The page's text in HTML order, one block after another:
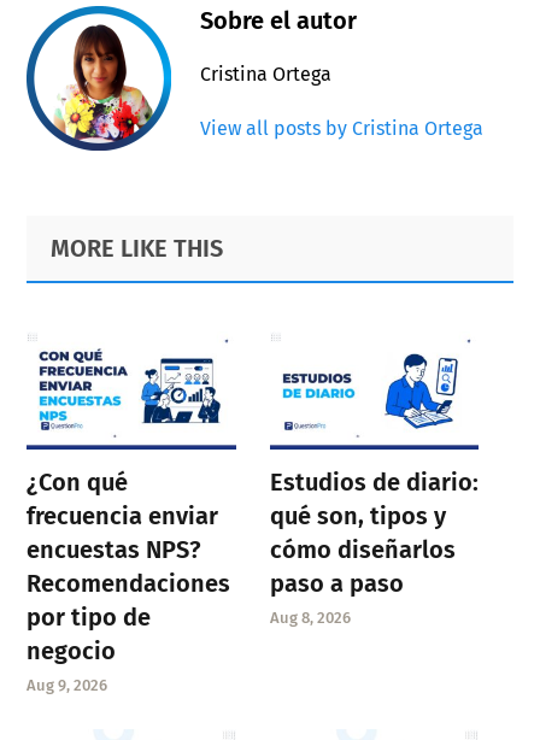
Sobre el autor
Cristina Ortega
View all posts by Cristina Ortega
Primary
Sidebar
Footer
MORE LIKE THIS
¿Con qué
frecuencia enviar
encuestas NPS?
Recomendaciones
por tipo de
negocio
Aug 9, 2026
Estudios de diario:
qué son, tipos y
cómo diseñarlos
paso a paso
Aug 8, 2026